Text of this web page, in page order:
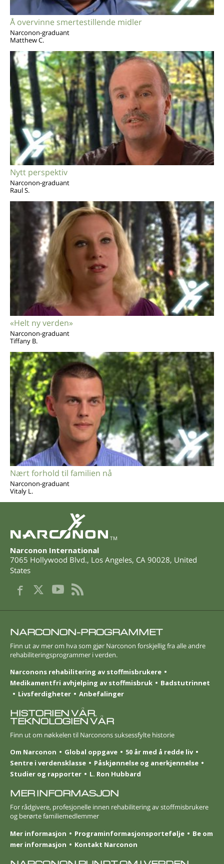
Å overvinne smertestillende midler
Narconon-graduant
Matthew C.
Nytt perspektiv
Narconon-graduant
Raul S.
«Helt ny verden»
Narconon-graduant
Tiffany B.
Nært forhold til familien nå
Narconon-graduant
Vitaly L.
TM
Narconon International
7065 Hollywood Blvd., Los Angeles, CA 90028, United
States
NARCONON-PROGRAMMET
Finn ut av mer om hva som gjør Narconon forskjellig fra alle andre
rehabiliterings­programmer i verden.
Narconons rehabilitering av stoffmisbrukere
Medikamentfri avhjelping av stoffmisbruk
Badstutrinnet
Livsferdigheter
Anbefalinger
HISTORIEN VÅR.
TEKNOLOGIEN VÅR
Finn ut om nøkkelen til Narconons suksessfylte historie
Om Narconon
Global oppgave
50 år med å redde liv
Sentre i verdensklasse
Påskjønnelse og anerkjennelse
Studier og rapporter
L. Ron Hubbard
MER INFORMASJON
For rådgivere, profesjonelle innen rehabilitering av stoffmisbrukere
og berørte familie­medlemmer
Mer informasjon
Program­informasjons­portefølje
Be om
mer informasjon
Kontakt Narconon